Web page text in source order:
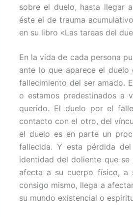
sobre el duelo, hasta llegar
éste el de trauma
en su libro «Las tareas del
En la vida de cada persona
ante lo que aparece el duelo
fallecimiento del ser amado.
o estamos predestinados a
querido. El duelo por el
contacto con el otro, del
el duelo es en parte un
fallecida. Y esta pérdida
identidad del doliente que se
afecta a su cuerpo físico, a
consigo mismo, llega a
su mundo existencial o